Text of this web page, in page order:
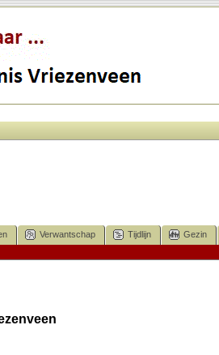
Verwantschap Tijdlijn Gezin